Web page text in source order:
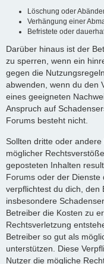
Löschung oder
Verhängung einer
Befristete oder
Darüber hinaus ist der
zu sperren, wenn ein
gegen die
abwenden, wenn du den
eines geeigneten
Anspruch auf
Forums besteht nicht.
Sollten dritte oder
möglicher
geposteten Inhalten
Forums oder der Dienste
verpflichtest du dich, den
insbesondere
Betreiber die Kosten zu
Rechtsverletzung
Betreiber so gut als
unterstützen. Diese
Nutzer die mögliche